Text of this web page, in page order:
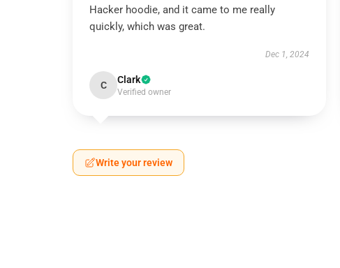
Hacker hoodie, and it came to me really
quickly, which was great.
Dec 1, 2024
C Clark
Verified owner
Write your review